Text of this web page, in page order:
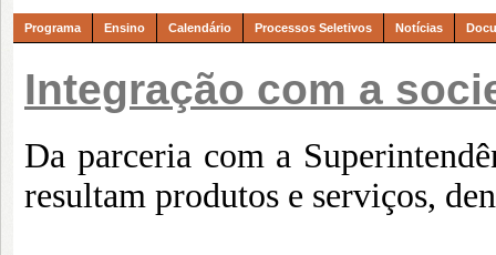
Programa Ensino Calendário Processos Seletivos Notícias
Integração com a
Da parceria com a
resultam produtos e serviços,